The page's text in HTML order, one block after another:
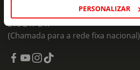
PERSONALIZAR
Formulário de Contacto
218 247 247
(Chamada para a rede fixa nacional)